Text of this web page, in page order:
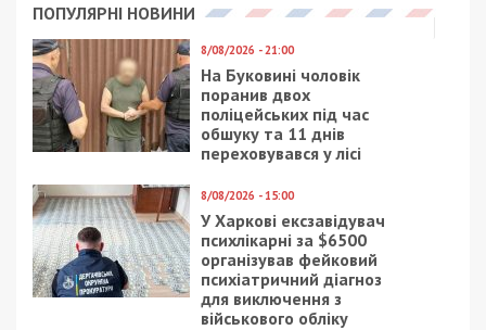
ПОПУЛЯРНІ НОВИНИ
8/08/2026 - 21:00
На Буковині чоловік
поранив двох
поліцейських під час
обшуку та 11 днів
переховувався у лісі
8/08/2026 - 15:00
У Харкові ексзавідувач
психлікарні за $6500
організував фейковий
психіатричний діагноз
для виключення з
військового обліку